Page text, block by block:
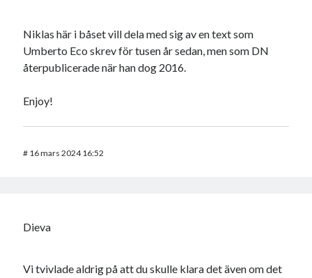
Niklas här i båset vill dela med sig av en text som
Umberto Eco skrev för tusen år sedan, men som DN
återpublicerade när han dog 2016.
Enjoy!
# 16 mars 2024 16:52
Dieva
Vi tvivlade aldrig på att du skulle klara det även om det